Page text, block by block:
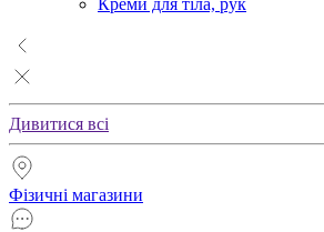
Креми для тіла, рук
Дивитися всі
Фізичні магазини